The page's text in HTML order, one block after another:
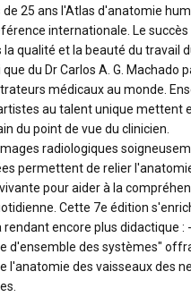
de 25 ans l'Atlas d'anatomie
internationale. Le
qualité et la beauté du travail
du Dr Carlos A. G. Machado
médicaux au monde.
au talent unique mettent
du point de vue du clinicien.
radiologiques
permettent de relier
pour aider à la
Cette 7e édition
rendant encore plus didactique :
d'ensemble des systèmes"
l'anatomie des vaisseaux des